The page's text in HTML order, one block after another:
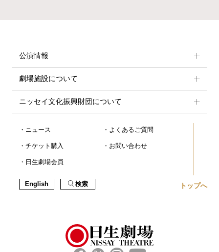
公演情報
劇場施設について
ニッセイ文化振興財団について
ニュース
チケット購入
日生劇場会員
よくあるご質問
お問い合わせ
English 検索 トップへ